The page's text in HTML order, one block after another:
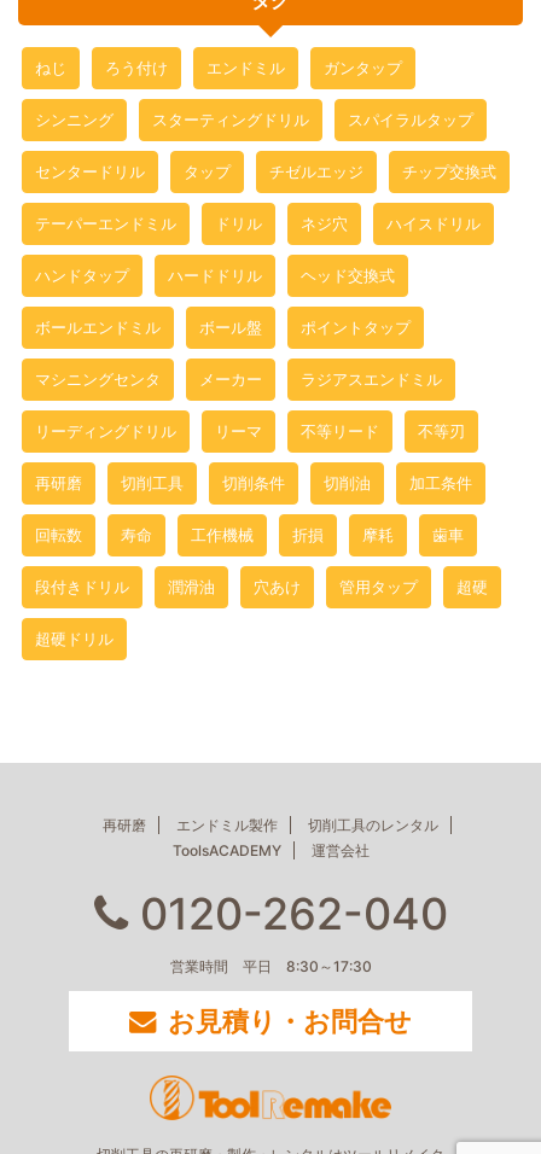
ねじ ろう付け エンドミル ガンタップ
シンニング スターティングドリル スパイラルタップ
センタードリル タップ チゼルエッジ チップ交換式
テーパーエンドミル ドリル ネジ穴 ハイスドリル
ハンドタップ ハードドリル ヘッド交換式
ボールエンドミル ボール盤 ポイントタップ
マシニングセンタ メーカー ラジアスエンドミル
リーディングドリル リーマ 不等リード 不等刃
再研磨 切削工具 切削条件 切削油 加工条件
回転数 寿命 工作機械 折損 摩耗 歯車
段付きドリル 潤滑油 穴あけ 管用タップ 超硬
超硬ドリル
再研磨 エンドミル製作
切削工具のレンタル
ToolsACADEMY
運営会社
0120-262-040
営業時間 平日 8:30～17:30
お見積り・お問合せ